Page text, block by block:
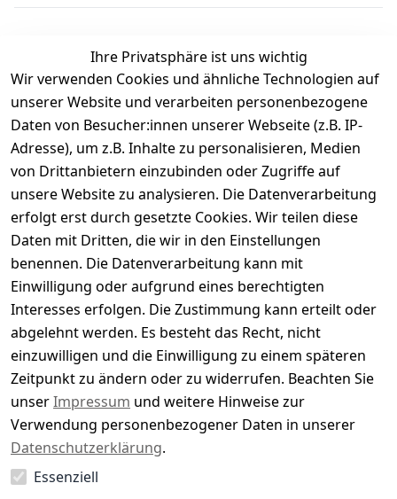
Kundenbewertungen
Durchschnittliche Bewertung
0
Basierend auf 0 Bewertung(en)
Bewertung abgeben
5
( 0 )
4
( 0 )
3
( 0 )
2
( 0 )
1
( 0 )
Es hat noch niemand eine Bewertung für diesen
Artikel abgegeben
Ihre Privatsphäre ist uns wichtig
Wir verwenden Cookies und ähnliche Technologien auf
unserer Website und verarbeiten personenbezogene
Daten von Besucher:innen unserer Webseite (z.B. IP-
Adresse), um z.B. Inhalte zu personalisieren, Medien
von Drittanbietern einzubinden oder Zugriffe auf
unsere Website zu analysieren. Die Datenverarbeitung
erfolgt erst durch gesetzte Cookies. Wir teilen diese
Daten mit Dritten, die wir in den Einstellungen
benennen. Die Datenverarbeitung kann mit
Einwilligung oder aufgrund eines berechtigten
Interesses erfolgen. Die Zustimmung kann erteilt oder
abgelehnt werden. Es besteht das Recht, nicht
einzuwilligen und die Einwilligung zu einem späteren
Zeitpunkt zu ändern oder zu widerrufen. Beachten Sie
unserImpressum und weitere Hinweise zur
Verwendung personenbezogener Daten in unserer
Datenschutzerklärung.
Essenziell